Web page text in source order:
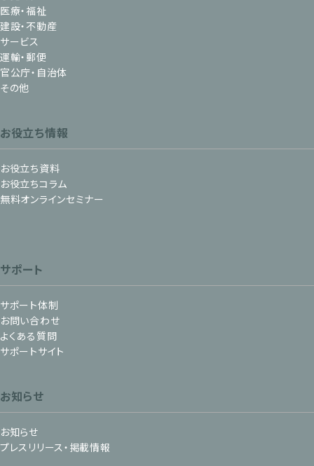
医療・福祉
建設・不動産
サービス
運輸・郵便
官公庁・自治体
その他
お役立ち情報
お役立ち資料
お役立ちコラム
無料オンラインセミナー
サポート
サポート体制
お問い合わせ
よくある質問
サポートサイト
お知らせ
お知らせ
プレスリリース・掲載情報